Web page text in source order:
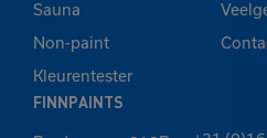
Sauna
Non-paint
Kleurentester
FINNPAINTS